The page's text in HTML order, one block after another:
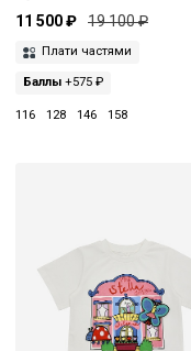
11 500 ₽ 19 100 ₽
Плати частями
Баллы +575 ₽
116 128 146 158